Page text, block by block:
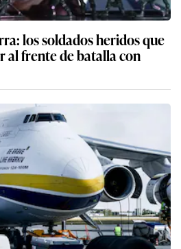
los soldados heridos que
al frente de batalla con